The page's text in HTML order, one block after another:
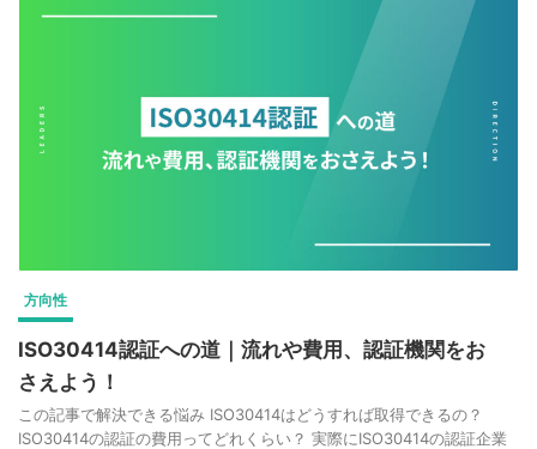
方向性
ISO30414認証への道｜流れや費用、認証機関をお
さえよう！
この記事で解決できる悩み ISO30414はどうすれば取得できるの？
ISO30414の認証の費用ってどれくらい？ 実際にISO30414の認証企業